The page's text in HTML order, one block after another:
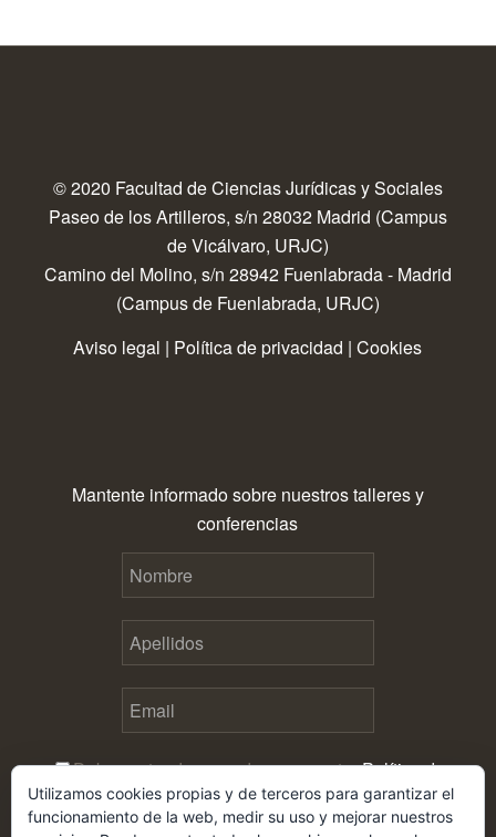
© 2020 Facultad de Ciencias Jurídicas y Sociales
Paseo de los Artilleros, s/n 28032 Madrid (Campus
de Vicálvaro, URJC)
Camino del Molino, s/n 28942 Fuenlabrada - Madrid
(Campus de Fuenlabrada, URJC)
Aviso legal | Política de privacidad |Cookies
Mantente informado sobre nuestros talleres y
conferencias
Debes estar de acuerdo con nuestraPolítica de
privacidad antes de enviar este formulario
Utilizamos cookies propias y de terceros para garantizar el
funcionamiento de la web, medir su uso y mejorar nuestros